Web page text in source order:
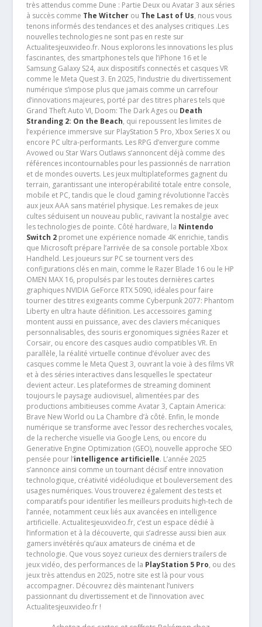
très attendus comme Dune : Partie Deux ou Avatar 3 aux séries
à succès comme The Witcherou The Last of Us, nous vous
tenons informés des tendances et des analyses critiques .Les
nouvelles technologies ne sont pas en reste sur
Actualitesjeuxvideo.fr. Nous explorons les innovations les plus
fascinantes, des smartphones tels que l’iPhone 16 et le
Samsung Galaxy S24, aux dispositifs connectés et casques VR
comme le Meta Quest 3. En 2025, l’industrie du divertissement
numérique s’impose plus que jamais comme un carrefour
d’innovations majeures, porté par des titres phares tels que
Grand Theft Auto VI, Doom: The Dark Ages ou Death
Stranding 2: On the Beach, qui repoussent les limites de
l’expérience immersive sur PlayStation 5 Pro, Xbox Series X ou
encore PC ultra-performants. Les RPG d’envergure comme
Avowed ou Star Wars Outlaws s’annoncent déjà comme des
références incontournables pour les passionnés de narration
et de mondes ouverts. Les jeux multiplateformes gagnent du
terrain, garantissant une interopérabilité totale entre console,
mobile et PC, tandis que le cloud gaming révolutionne l’accès
aux jeux AAA sans matériel physique. Les remakes de jeux
cultes séduisent un nouveau public, ravivant la nostalgie avec
les technologies de pointe. Côté hardware, la Nintendo
Switch 2promet une expérience nomade 4K enrichie, tandis
que Microsoft prépare l’arrivée de sa console portable Xbox
Handheld. Les joueurs sur PC se tournent vers des
configurations clés en main, comme le Razer Blade 16 ou le HP
OMEN MAX 16, propulsés par les toutes dernières cartes
graphiques NVIDIA GeForce RTX 5090, idéales pour faire
tourner des titres exigeants comme Cyberpunk 2077: Phantom
Liberty en ultra haute définition. Les accessoires gaming
montent aussi en puissance, avec des claviers mécaniques
personnalisables, des souris ergonomiques signées Razer et
Corsair, ou encore des casques audio compatibles VR. En
parallèle, la réalité virtuelle continue d’évoluer avec des
casques comme le Meta Quest 3, ouvrant la voie à des films VR
et à des séries interactives dans lesquelles le spectateur
devient acteur. Les plateformes de streaming dominent
toujours le paysage audiovisuel, alimentées par des
productions ambitieuses comme Avatar 3, Captain America:
Brave New World ou La Chambre d’à côté. Enfin, le monde
numérique se transforme avec l’essor des recherches vocales,
de la recherche visuelle via Google Lens, ou encore du
Generative Engine Optimization (GEO), nouvelle approche SEO
pensée pour l’intelligence artificielle. L’année 2025
s’annonce ainsi comme un tournant décisif entre innovation
technologique, créativité vidéoludique et bouleversement des
usages numériques. Vous trouverez également des tests et
comparatifs pour identifier les meilleurs produits high-tech de
l’année, notamment ceux liés aux avancées en intelligence
artificielle. Actualitesjeuxvideo.fr, c’est un espace dédié à
l’information et à la découverte, qui s’adresse aussi bien aux
gamers invétérés qu’aux amateurs de cinéma et de
technologie. Que vous soyez curieux des derniers trailers de
jeux vidéo, des performances de la PlayStation 5 Pro, ou des
jeux très attendus en 2025, notre site est là pour vous
accompagner. Découvrez dès maintenant l’univers
passionnant du divertissement et de l’innovation avec
Actualitesjeuxvideo.fr !